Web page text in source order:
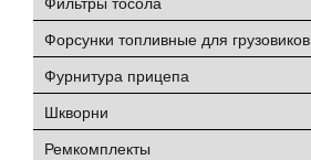
Форсунки топливные для грузовиков
Фурнитура прицепа
Шкворни
Ремкомплекты